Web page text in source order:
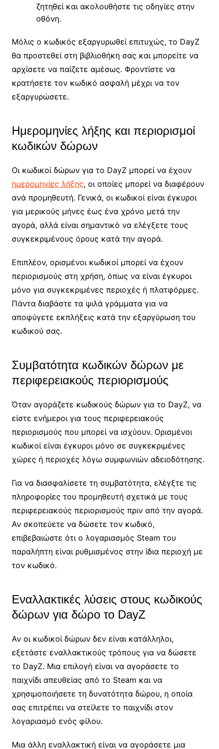
ζητηθεί και ακολουθήστε τις οδηγίες στην
οθόνη.
Μόλις ο κωδικός εξαργυρωθεί επιτυχώς, το DayZ
θα προστεθεί στη βιβλιοθήκη σας και μπορείτε να
αρχίσετε να παίζετε αμέσως. Φροντίστε να
κρατήσετε τον κωδικό ασφαλή μέχρι να τον
εξαργυρώσετε.
Ημερομηνίες λήξης και περιορισμοί
κωδικών δώρων
Οι κωδικοί δώρων για το DayZ μπορεί να έχουν
ημερομηνίες λήξης, οι οποίες μπορεί να διαφέρουν
ανά προμηθευτή. Γενικά, οι κωδικοί είναι έγκυροι
για μερικούς μήνες έως ένα χρόνο μετά την
αγορά, αλλά είναι σημαντικό να ελέγξετε τους
συγκεκριμένους όρους κατά την αγορά.
Επιπλέον, ορισμένοι κωδικοί μπορεί να έχουν
περιορισμούς στη χρήση, όπως να είναι έγκυροι
μόνο για συγκεκριμένες περιοχές ή πλατφόρμες.
Πάντα διαβάστε τα ψιλά γράμματα για να
αποφύγετε εκπλήξεις κατά την εξαργύρωση του
κωδικού σας.
Συμβατότητα κωδικών δώρων με
περιφερειακούς περιορισμούς
Όταν αγοράζετε κωδικούς δώρων για το DayZ, να
είστε ενήμεροι για τους περιφερειακούς
περιορισμούς που μπορεί να ισχύουν. Ορισμένοι
κωδικοί είναι έγκυροι μόνο σε συγκεκριμένες
χώρες ή περιοχές λόγω συμφωνιών αδειοδότησης.
Για να διασφαλίσετε τη συμβατότητα, ελέγξτε τις
πληροφορίες του προμηθευτή σχετικά με τους
περιφερειακούς περιορισμούς πριν από την αγορά.
Αν σκοπεύετε να δώσετε τον κωδικό,
επιβεβαιώστε ότι ο λογαριασμός Steam του
παραλήπτη είναι ρυθμισμένος στην ίδια περιοχή με
τον κωδικό.
Εναλλακτικές λύσεις στους κωδικούς
δώρων για δώρο το DayZ
Αν οι κωδικοί δώρων δεν είναι κατάλληλοι,
εξετάστε εναλλακτικούς τρόπους για να δώσετε
το DayZ. Μια επιλογή είναι να αγοράσετε το
παιχνίδι απευθείας από το Steam και να
χρησιμοποιήσετε τη δυνατότητα δώρου, η οποία
σας επιτρέπει να στείλετε το παιχνίδι στον
λογαριασμό ενός φίλου.
Μια άλλη εναλλακτική είναι να αγοράσετε μια